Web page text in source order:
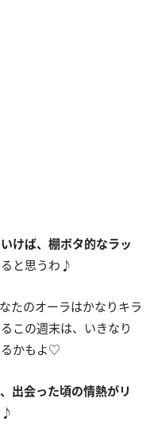
けば、棚ボタ的なラッ
と思うわ♪
たのオーラはかなりキラ
この週末は、いきなり
るかもよ♡
出会った頃の情熱がリ
♪